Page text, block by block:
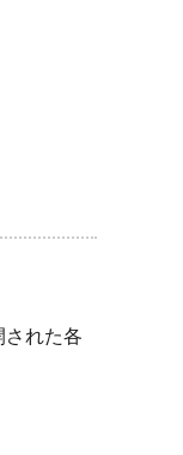
された各